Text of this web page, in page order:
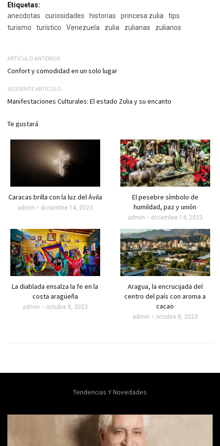
Etiquetas:
anecdotas
curiosidades historias princesa zulia
tips
turismo
turístico Venezuela zulia zulianas zulianos
ARTÍCULO ANTERIOR
Confort y comodidad en un solo lugar
SIGUIENTE ARTÍCULO
Manifestaciones Culturales: El estado Zulia y su encanto
Te gustará
Caracas brilla con la luz del Ávila
admin diciembre 14, 2023
El pesebre símbolo de
humildad, paz y unión
admin diciembre 14, 2023
La diablada ensalza la fe en la
costa aragüeña
admin octubre 8, 2023
Aragua, la encrucijada del
centro del país con aroma a
cacao
admin octubre 8, 2023
Tendencias Y Novedades